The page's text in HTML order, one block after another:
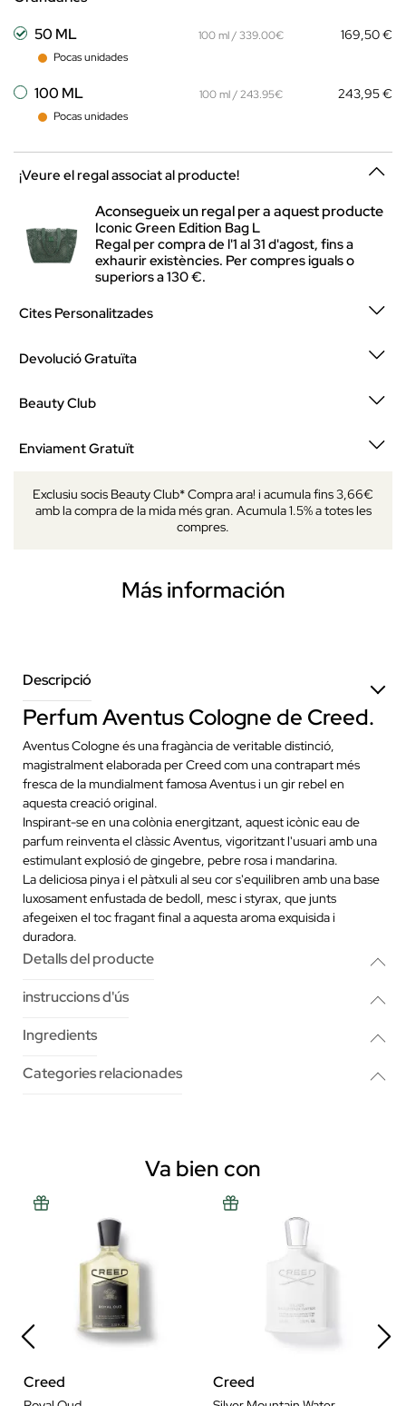
50 ML
Pocas unidades
100 ml / 339.00€ 169,50 €
100 ML
Pocas unidades
100 ml / 243.95€ 243,95 €
¡Veure el regal associat al producte!
Aconsegueix un regal per a aquest producte
Iconic Green Edition Bag L
Regal per compra de l'1 al 31 d'agost, fins a
exhaurir existències. Per compres iguals o
superiors a 130 €.
Cites Personalitzades
Devolució Gratuïta
Beauty Club
Enviament Gratuït
Exclusiu socis Beauty Club* Compra ara! i acumula fins 3,66€
amb la compra de la mida més gran. Acumula 1.5% a totes les
compres.
Más información
Descripció
Perfum Aventus Cologne de Creed.
Aventus Cologne és una fragància de veritable distinció,
magistralment elaborada per Creed com una contrapart més
fresca de la mundialment famosa Aventus i un gir rebel en
aquesta creació original.
Inspirant-se en una colònia energitzant, aquest icònic eau de
parfum reinventa el clàssic Aventus, vigoritzant l'usuari amb una
estimulant explosió de gingebre, pebre rosa i mandarina.
La deliciosa pinya i el pàtxuli al seu cor s'equilibren amb una base
luxosament enfustada de bedoll, mesc i styrax, que junts
afegeixen el toc fragant final a aquesta aroma exquisida i
duradora.
Detalls del producte
instruccions d'ús
Ingredients
Categories relacionades
Va bien con
Creed Creed